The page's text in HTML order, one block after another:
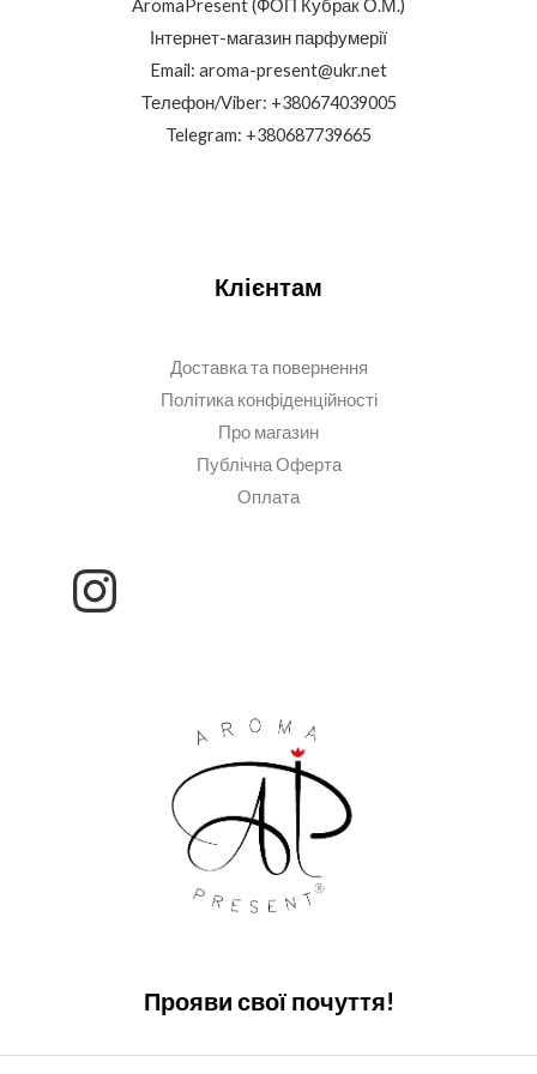
AromaPresent (ФОП Кубрак О.М.)
Інтернет-магазин парфумерії
Email: aroma-present@ukr.net
Телефон/Viber: +380674039005
Telegram: +380687739665
Клієнтам
Доставка та повернення
Політика конфіденційності
Про магазин
Публічна Оферта
Оплата
Прояви свої почуття!